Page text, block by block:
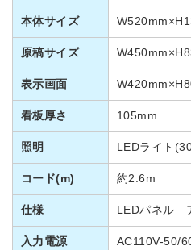
本体サイズ
原稿サイズ
表示画面
看板厚さ 105mm
照明 LEDライト
コード(m) 約2.6m
仕様 LEDパネル
入力電源 AC110V-50/